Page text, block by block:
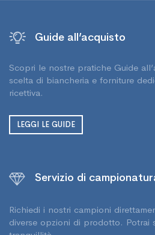
Guide all’acquisto
Scopri le nostre pratiche Guide
scelta di biancheria e forniture
ricettiva.
LEGGI LE GUIDE
Servizio di
Richiedi i nostri campioni
diverse opzioni di prodotto. Potrai